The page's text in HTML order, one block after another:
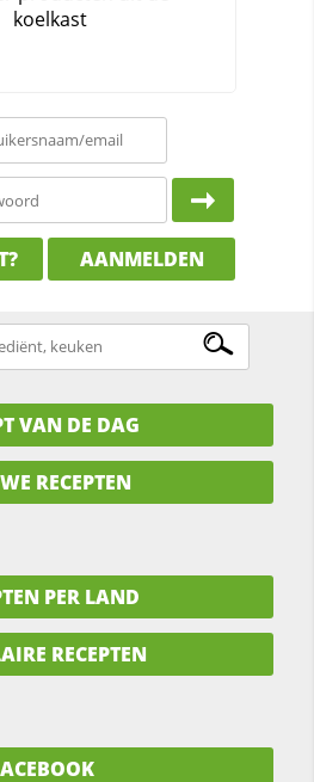
AANMELDEN
VAN DE DAG
RECEPTEN
PER LAND
RECEPTEN